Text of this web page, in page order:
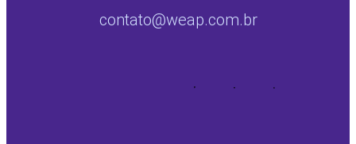
contato@weap.com.br